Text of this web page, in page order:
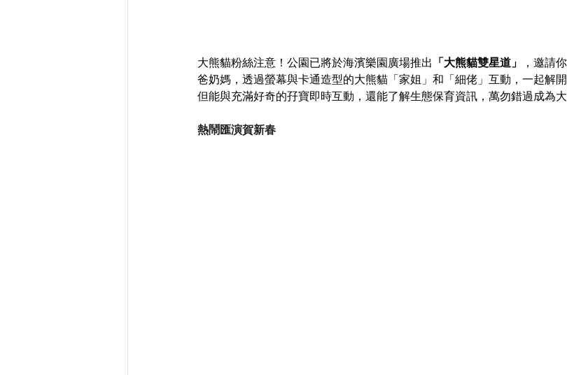
大熊貓粉絲注意！公園已將於海濱樂園廣場推出 「大熊貓雙星道」
，邀請
爸奶媽，透過螢幕與卡通造型的大熊貓「家姐」和「細佬」互動，一起解
但能與充滿好奇的孖寶即時互動，還能了解生態保育資訊，萬勿錯過成為大
熱鬧匯演賀新春